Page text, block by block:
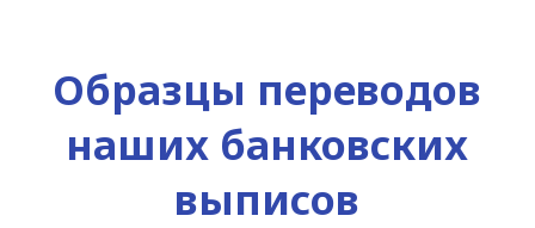
Образцы переводов
наших банковских
выписов